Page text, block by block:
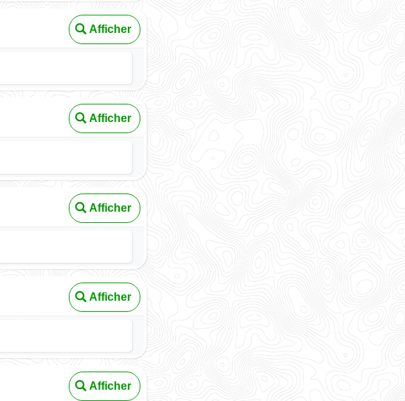
Afficher
Afficher
Afficher
Afficher
Afficher